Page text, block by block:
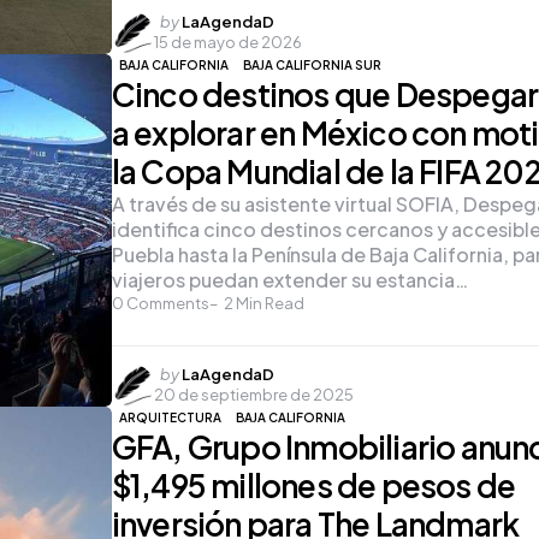
Posted
by
by LaAgendaD
15 de mayo de 2026
BAJA CALIFORNIA BAJA CALIFORNIA SUR
Cinco destinos que
a explorar en México con
la Copa Mundial de la FIFA
0 Comments 2 Min Read
A través de su asistente virtual SOFIA,
identifica cinco destinos cercanos y
Puebla hasta la Península de Baja California,
viajeros puedan extender su estancia…
Posted
by
by LaAgendaD
20 de septiembre de 2025
ARQUITECTURA BAJA CALIFORNIA
GFA, Grupo Inmobiliario
$1,495 millones de pesos de
inversión para The Landmark